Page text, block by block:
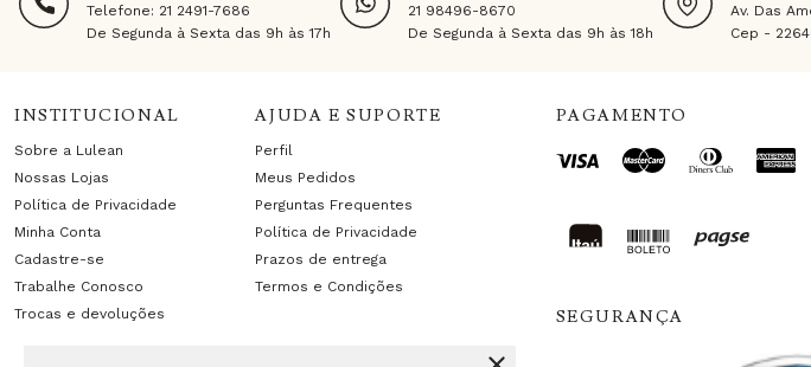
Telefone: 21 2491-7686
De Segunda à Sexta das 9h às 17h
21 98496-8670
De Segunda à Sexta das 9h às 18h
Av. Das
Cep -
INSTITUCIONAL
Sobre a Lulean
Nossas Lojas
Política de Privacidade
Minha Conta
Cadastre-se
Trabalhe Conosco
Trocas e devoluções
AJUDA E SUPORTE
Perfil
Meus Pedidos
Perguntas Frequentes
Política de Privacidade
Prazos de entrega
Termos e Condições
PAGAMENTO
SEGURANÇA